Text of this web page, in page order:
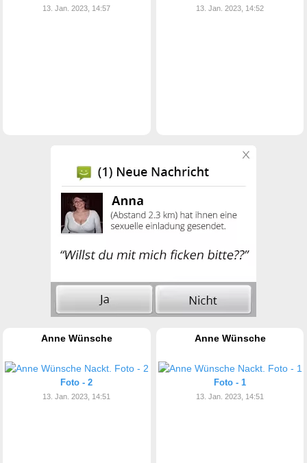
13. Jan. 2023, 14:57 13. Jan. 2023, 14:52
Anne Wünsche
Foto - 2
13. Jan. 2023, 14:51
Anne Wünsche
Foto - 1
13. Jan. 2023, 14:51